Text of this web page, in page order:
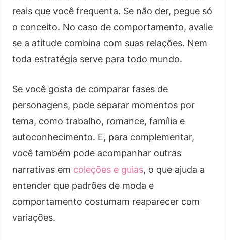
reais que você frequenta. Se não der, pegue só
o conceito. No caso de comportamento, avalie
se a atitude combina com suas relações. Nem
toda estratégia serve para todo mundo.
Se você gosta de comparar fases de
personagens, pode separar momentos por
tema, como trabalho, romance, família e
autoconhecimento. E, para complementar,
você também pode acompanhar outras
narrativas em coleções e guias, o que ajuda a
entender que padrões de moda e
comportamento costumam reaparecer com
variações.